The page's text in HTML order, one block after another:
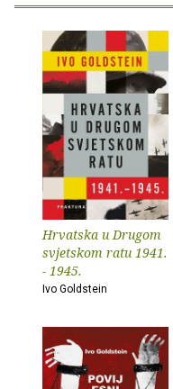
Hrvatska u Drugom
svjetskom ratu 1941.
- 1945.
Ivo Goldstein